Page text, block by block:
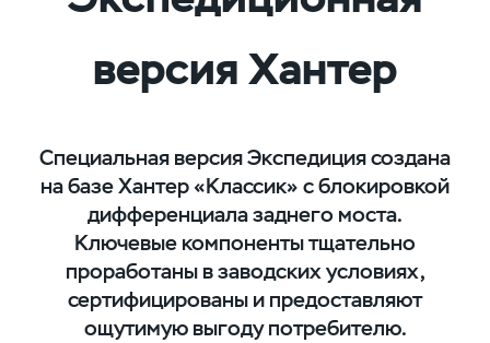
версия Хантер
Специальная версия Экспедиция создана
на базе Хантер «Классик» с блокировкой
дифференциала заднего моста.
Ключевые компоненты тщательно
проработаны в заводских условиях,
сертифицированы и предоставляют
ощутимую выгоду потребителю.